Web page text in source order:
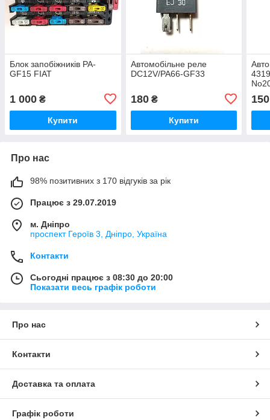
Блок запобіжників PA-
GF15 FIAT
1 000 ₴
Купити
Автомобільне реле
DC12V/PA66-GF33
180₴
Купити
150
Про нас
98% позитивних з 170 відгуків за рік
Працює з 29.07.2019
м. Дніпро
проспект Героїв 3, Дніпро, Україна
Контакти
Сьогодні працює з 08:30 до 20:00
Показати весь графік роботи
Про нас
Контакти
Доставка та оплата
Графік роботи